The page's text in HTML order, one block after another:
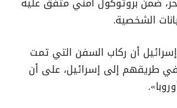
الشخصية.
أن ركاب السفن التي تمت
طريقهم إلى إسرائيل، على أن